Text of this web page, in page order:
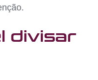
divisar